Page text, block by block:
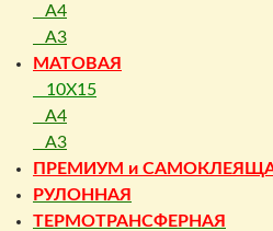
A4
A3
МАТОВАЯ
10X15
A4
A3
ПРЕМИУМ и
РУЛОННАЯ
ТЕРМОТРАНСФЕРНАЯ